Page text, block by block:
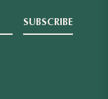
SUBSCRIBE